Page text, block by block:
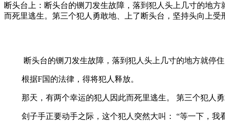
断头台上：断头台的铡刀发生故障，落到犯人头上几寸的地
而死里逃生。第三个犯人勇敢地、上了断头台，坚持头向上受
断头台的铡刀发生故障，落到犯人头上几寸的地方就停住
根据F国的法律，得将犯人释放。
那天，有两个幸运的犯人因此而死里逃生。 第三个犯人勇
刽子手正要动手之际，这个犯人突然大叫： “等一下，我